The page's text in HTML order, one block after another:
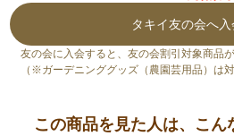
タキイ友の会へ入
友の会に入会すると、友の会割引対象商品
（※ガーデニンググッズ（農園芸用品）は対
この商品を見た人は、こん